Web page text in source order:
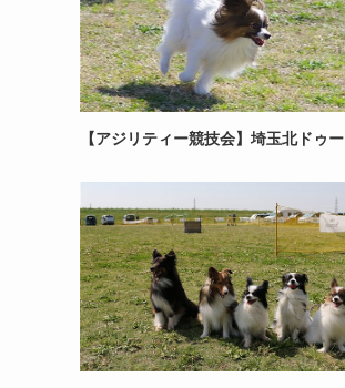
【アジリティー競技会】埼玉北ドゥー